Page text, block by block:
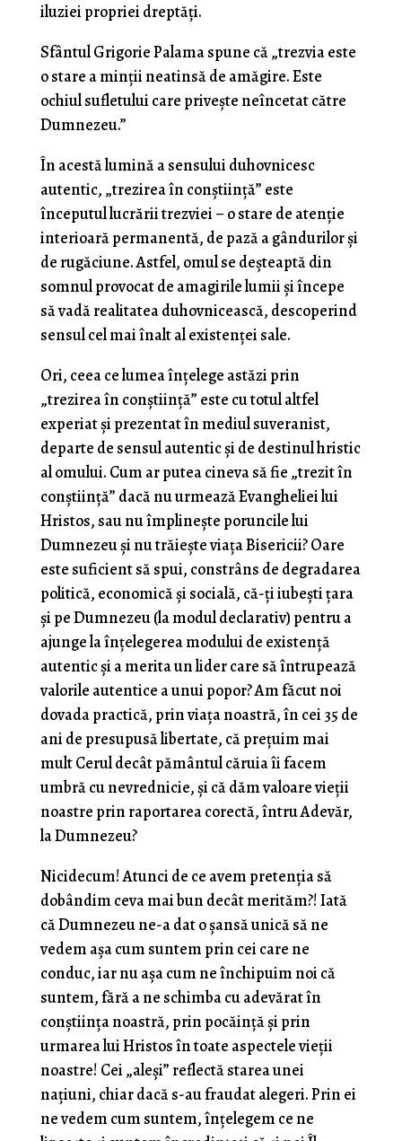
iluziei propriei dreptăți.
Sfântul Grigorie Palama spune că „trezvia este
o stare a minții neatinsă de amăgire. Este
ochiul sufletului care privește neîncetat către
Dumnezeu.”
În acestă lumină a sensului duhovnicesc
autentic, „trezirea în conștiință” este
începutul lucrării trezviei – o stare de atenție
interioară permanentă, de pază a gândurilor și
de rugăciune. Astfel, omul se deșteaptă din
somnul provocat de amagirile lumii și începe
să vadă realitatea duhovnicească, descoperind
sensul cel mai înalt al existenței sale.
Ori, ceea ce lumea înțelege astăzi prin
„trezirea în conștiință” este cu totul altfel
experiat și prezentat în mediul suveranist,
departe de sensul autentic și de destinul hristic
al omului. Cum ar putea cineva să fie „trezit în
conștiință” dacă nu urmează Evangheliei lui
Hristos, sau nu împlinește poruncile lui
Dumnezeu și nu trăiește viața Bisericii? Oare
este suficient să spui, constrâns de degradarea
politică, economică și socială, că-ți iubești țara
și pe Dumnezeu (la modul declarativ) pentru a
ajunge la înțelegerea modului de existență
autentic și a merita un lider care să întrupează
valorile autentice a unui popor? Am făcut noi
dovada practică, prin viața noastră, în cei 35 de
ani de presupusă libertate, că prețuim mai
mult Cerul decât pământul căruia îi facem
umbră cu nevrednicie, și că dăm valoare vieții
noastre prin raportarea corectă, întru Adevăr,
la Dumnezeu?
Nicidecum! Atunci de ce avem pretenția să
dobândim ceva mai bun decât merităm?! Iată
că Dumnezeu ne-a dat o șansă unică să ne
vedem așa cum suntem prin cei care ne
conduc, iar nu așa cum ne închipuim noi că
suntem, fără a ne schimba cu adevărat în
conștiința noastră, prin pocăință și prin
urmarea lui Hristos în toate aspectele vieții
noastre! Cei „aleși” reflectă starea unei
națiuni, chiar dacă s-au fraudat alegeri. Prin ei
ne vedem cum suntem, înțelegem ce ne